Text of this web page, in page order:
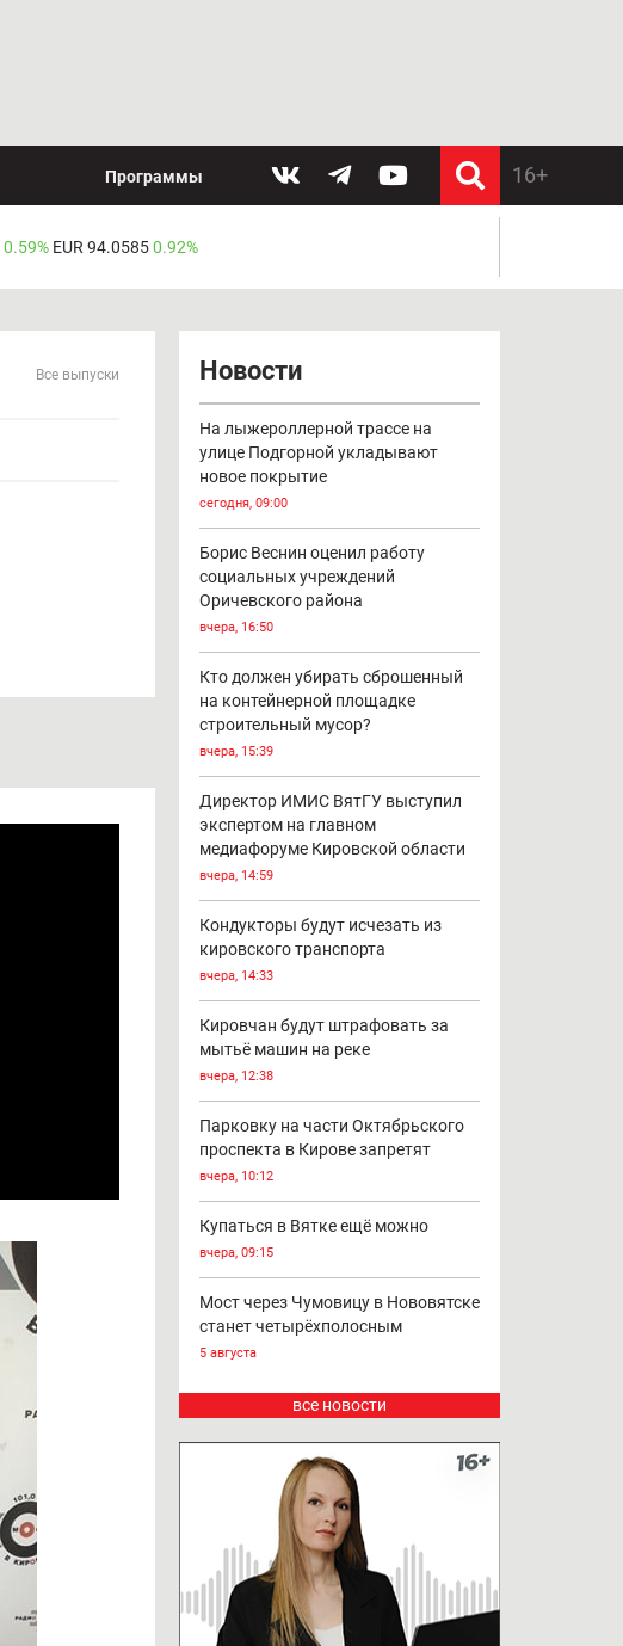
Программы
0.59% EUR 94.05850.92%
Все выпуски Новости
На лыжероллерной трассе на
улице Подгорной укладывают
новое покрытие
сегодня, 09:00
Борис Веснин оценил работу
социальных учреждений
Оричевского района
вчера, 16:50
Кто должен убирать сброшенный
на контейнерной площадке
строительный мусор?
вчера, 15:39
Директор ИМИС ВятГУ выступил
экспертом на главном
медиафоруме Кировской области
вчера, 14:59
Кондукторы будут исчезать из
кировского транспорта
вчера, 14:33
Кировчан будут штрафовать за
мытьё машин на реке
вчера, 12:38
Парковку на части Октябрьского
проспекта в Кирове запретят
вчера, 10:12
Купаться в Вятке ещё можно
вчера, 09:15
Мост через Чумовицу в Нововятске
станет четырёхполосным
5 августа
все новости